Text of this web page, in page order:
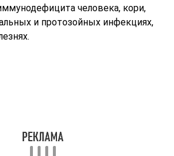
человека, кори,
и протозойных инфекциях,
при общей и развернутой